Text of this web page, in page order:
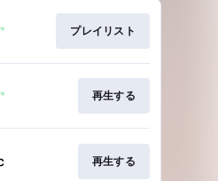
プレイリスト
再生する
再生する